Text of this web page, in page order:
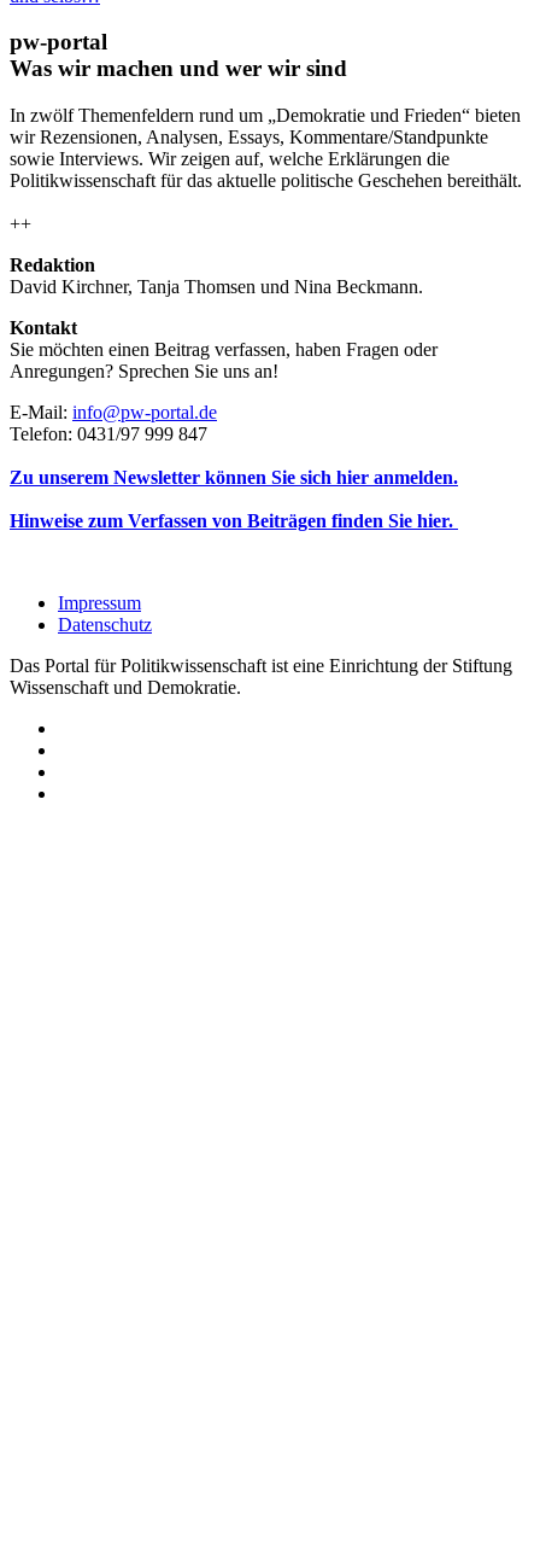
pw-portal
Was wir machen und wer wir sind
In zwölf Themenfeldern rund um „Demokratie und Frieden“ bieten
wir Rezensionen, Analysen, Essays, Kommentare/Standpunkte
sowie Interviews. Wir zeigen auf, welche Erklärungen die
Politikwissenschaft für das aktuelle politische Geschehen bereithält.
++
Redaktion
David Kirchner, Tanja Thomsen und Nina Beckmann.
Kontakt
Sie möchten einen Beitrag verfassen, haben Fragen oder
Anregungen? Sprechen Sie uns an!
E-Mail: info@pw-portal.de
Telefon: 0431/97 999 847
Zu unserem Newsletter können Sie sich hier anmelden.
Hinweise zum Verfassen von Beiträgen finden Sie hier.
Impressum
Datenschutz
Das Portal für Politikwissenschaft ist eine Einrichtung der Stiftung
Wissenschaft und Demokratie.